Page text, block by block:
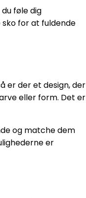
føle dig
for at fuldende
er der et design, der
eller form. Det er
og matche dem
er